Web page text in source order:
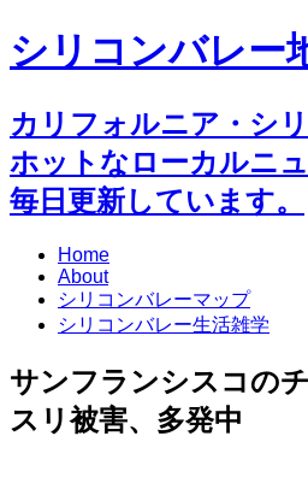
シリコンバレー
カリフォルニア・シ
ホットなローカルニ
毎日更新しています。
Home
About
シリコンバレーマップ
シリコンバレー生活雑学
サンフランシスコの
スリ被害、多発中